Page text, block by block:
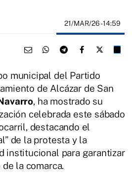
21/MAR/26- 14:59
municipal del Partido
de Alcázar de San
, ha mostrado su
celebrada este sábado
destacando el
de la protesta y la
institucional para garantizar
la comarca.